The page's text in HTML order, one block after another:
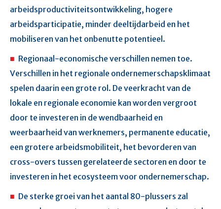
arbeidsproductiviteitsontwikkeling, hogere
arbeidsparticipatie, minder deeltijdarbeid en het
mobiliseren van het onbenutte potentieel.
Regionaal-economische verschillen nemen toe.
Verschillen in het regionale ondernemerschapsklimaat
spelen daarin een grote rol. De veerkracht van de
lokale en regionale economie kan worden vergroot
door te investeren in de wendbaarheid en
weerbaarheid van werknemers, permanente educatie,
een grotere arbeidsmobiliteit, het bevorderen van
cross-overs tussen gerelateerde sectoren en door te
investeren in het ecosysteem voor ondernemerschap.
De sterke groei van het aantal 80-plussers zal